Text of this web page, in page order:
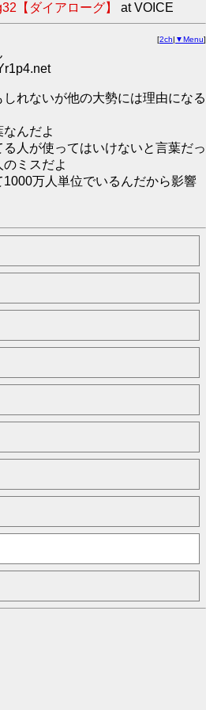
【ダイアローグ】 at VOICE
[2ch| ▼Menu]
れないが他の大勢には理由になる
んだよ
人が使ってはいけないと言葉だっ
ミスだよ
万人単位でいるんだから影響